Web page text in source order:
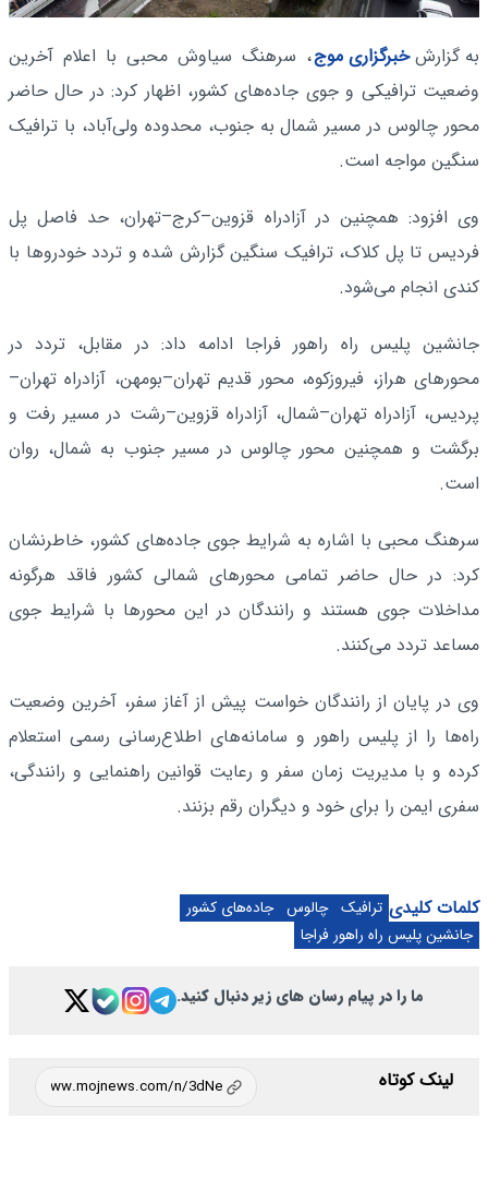
به گزارشخبرگزاری موج، سرهنگ سیاوش محبی با اعلام آخرین
وضعیت ترافیکی و جوی جاده‌های کشور، اظهار کرد: در حال حاضر
محور چالوس در مسیر شمال به جنوب، محدوده ولی‌آباد، با ترافیک
سنگین مواجه است.
وی افزود: همچنین در آزادراه قزوین–کرج–تهران، حد فاصل پل
فردیس تا پل کلاک، ترافیک سنگین گزارش شده و تردد خودروها با
کندی انجام می‌شود.
جانشین پلیس راه راهور فراجا ادامه داد: در مقابل، تردد در
محورهای هراز، فیروزکوه، محور قدیم تهران–بومهن، آزادراه تهران–
پردیس، آزادراه تهران–شمال، آزادراه قزوین–رشت در مسیر رفت و
برگشت و همچنین محور چالوس در مسیر جنوب به شمال، روان
است.
سرهنگ محبی با اشاره به شرایط جوی جاده‌های کشور، خاطرنشان
کرد: در حال حاضر تمامی محورهای شمالی کشور فاقد هرگونه
مداخلات جوی هستند و رانندگان در این محورها با شرایط جوی
مساعد تردد می‌کنند.
وی در پایان از رانندگان خواست پیش از آغاز سفر، آخرین وضعیت
راه‌ها را از پلیس راهور و سامانه‌های اطلاع‌رسانی رسمی استعلام
کرده و با مدیریت زمان سفر و رعایت قوانین راهنمایی و رانندگی،
سفری ایمن را برای خود و دیگران رقم بزنند.
کلمات کلیدی ترافیک چالوس جاده‌های کشور
جانشین پلیس راه راهور فراجا
ما را در پیام رسان های زیر دنبال کنید.
لینک کوتاه